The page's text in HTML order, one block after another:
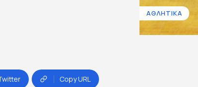
ΑΘΛΗΤΙΚΑ
Copy URL